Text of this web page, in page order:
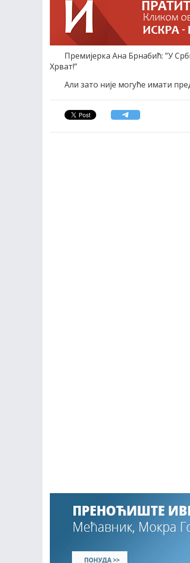
Премијерка Ана Брнабић: ”У
Хрват!”
Али зато није могуће имати